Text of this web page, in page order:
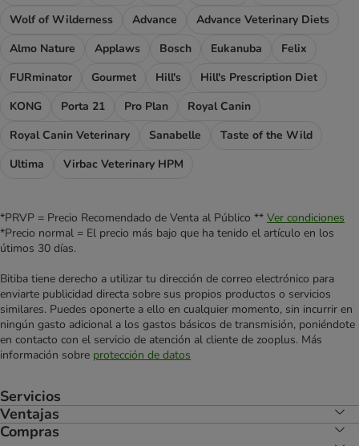
Wolf of Wilderness
Advance
Advance Veterinary Diets
Almo Nature
Applaws Bosch Eukanuba
Felix
FURminator
Gourmet Hill's
Hill's Prescription Diet
KONG
Porta 21 Pro Plan
Royal Canin
Royal Canin Veterinary
Sanabelle
Taste of the Wild
Ultima
Virbac Veterinary HPM
*PRVP = Precio Recomendado de Venta al Público ** Ver condiciones
*Precio normal = El precio más bajo que ha tenido el artículo en los
útimos 30 días.
Bitiba tiene derecho a utilizar tu dirección de correo electrónico para
enviarte publicidad directa sobre sus propios productos o servicios
similares. Puedes oponerte a ello en cualquier momento, sin incurrir en
ningún gasto adicional a los gastos básicos de transmisión, poniéndote
en contacto con el servicio de atención al cliente de zooplus. Más
información sobre protección de datos
Servicios
Ventajas
Compras